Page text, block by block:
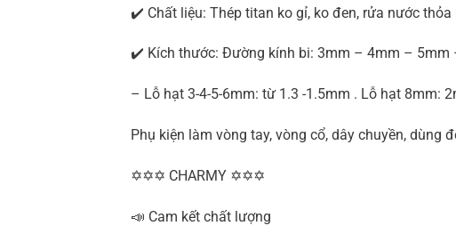
✔️ Chất liệu: Thép titan ko gỉ, ko đen, rửa nước thỏa
✔️ Kích thước: Đường kính bi: 3mm – 4mm – 5mm
– Lỗ hạt 3-4-5-6mm: từ 1.3 -1.5mm . Lỗ hạt 8mm:
Phụ kiện làm vòng tay, vòng cổ, dây chuyền, dùng
✡✡✡ CHARMY ✡✡✡
📣 Cam kết chất lượng